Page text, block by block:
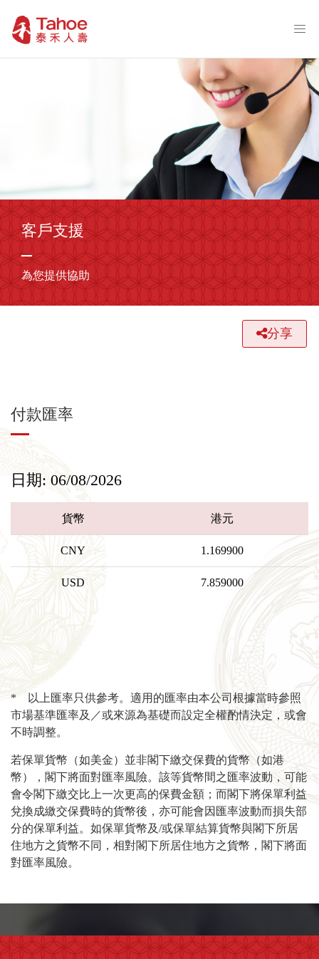
客戶支援
為您提供協助
分享
付款匯率
日期: 06/08/2026
貨幣 港元
CNY 1.169900
USD 7.859000
* 以上匯率只供參考。適用的匯率由本公司根據當時參照
市場基準匯率及／或來源為基礎而設定全權酌情決定，或會
不時調整。
若保單貨幣（如美金）並非閣下繳交保費的貨幣（如港
幣），閣下將面對匯率風險。該等貨幣間之匯率波動，可能
會令閣下繳交比上一次更高的保費金額；而閣下將保單利益
兌換成繳交保費時的貨幣後，亦可能會因匯率波動而損失部
分的保單利益。如保單貨幣及/或保單結算貨幣與閣下所居
住地方之貨幣不同，相對閣下所居住地方之貨幣，閣下將面
對匯率風險。